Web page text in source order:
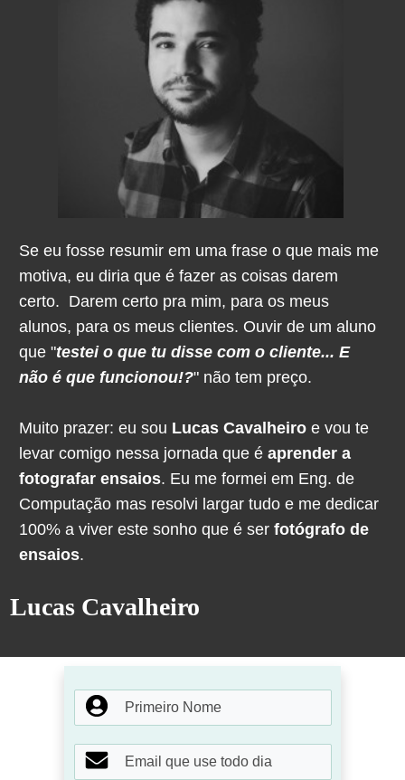
Se eu fosse resumir em uma frase o que mais me
motiva, eu diria que é fazer as coisas darem
certo. Darem certo pra mim, para os meus
alunos, para os meus clientes. Ouvir de um aluno
que "testei o que tu disse com o cliente... E
não é que funcionou!?" não tem preço.
Muito prazer: eu sou Lucas Cavalheiro e vou te
levar comigo nessa jornada que é aprender a
fotografar ensaios. Eu me formei em Eng. de
Computação mas resolvi largar tudo e me dedicar
100% a viver este sonho que é ser fotógrafo de
ensaios.
Lucas Cavalheiro